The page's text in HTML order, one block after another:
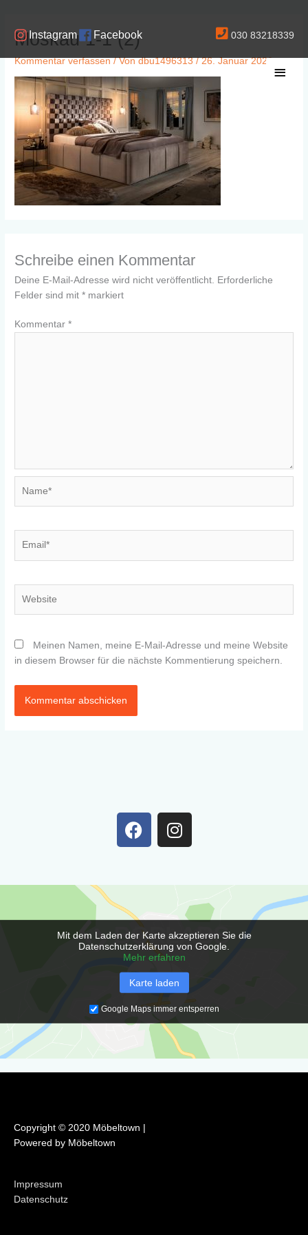
springenInstagram Facebook 030 83218339
Moskau 1-1 (2)
Kommentar verfassen / Vondbu1496313/26. Januar 2020
Schreibe einen Kommentar
Deine E-Mail-Adresse wird nicht veröffentlicht. Erforderliche
Felder sind mit* markiert
Kommentar*
Meinen Namen, meine E-Mail-Adresse und meine Website
in diesem Browser für die nächste Kommentierung speichern.
F
a
o
k
I
n
r
a
m
Mit dem Laden der Karte akzeptieren Sie die
Datenschutzerklärung von Google.
Mehr erfahren
Karte laden
Google Maps immer entsperren
Copyright © 2020 Möbeltown |
Powered by Möbeltown
Impressum
Datenschutz